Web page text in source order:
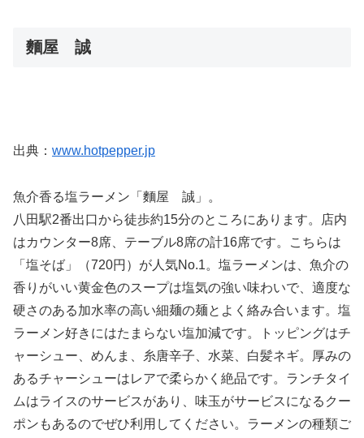
麵屋 誠
出典： www.hotpepper.jp
魚介香る塩ラーメン「麵屋 誠」。
八田駅2番出口から徒歩約15分のところにあります。店内
はカウンター8席、テーブル8席の計16席です。こちらは
「塩そば」（720円）が人気No.1。塩ラーメンは、魚介の
香りがいい黄金色のスープは塩気の強い味わいで、適度な
硬さのある加水率の高い細麺の麺とよく絡み合います。塩
ラーメン好きにはたまらない塩加減です。トッピングはチ
ャーシュー、めんま、糸唐辛子、水菜、白髪ネギ。厚みの
あるチャーシューはレアで柔らかく絶品です。ランチタイ
ムはライスのサービスがあり、味玉がサービスになるクー
ポンもあるのでぜひ利用してください。ラーメンの種類ご